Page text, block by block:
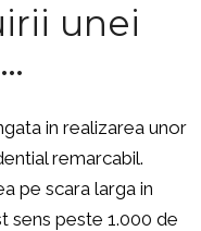
unei
in realizarea unor
remarcabil.
pe scara larga in
sens peste 1.000 de